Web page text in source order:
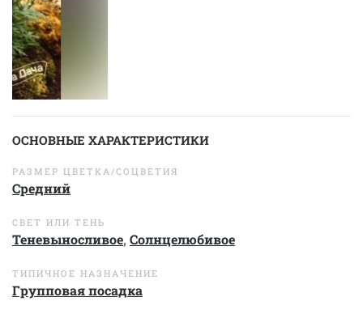
ОСНОВНЫЕ ХАРАКТЕРИСТИКИ
РАЗМЕР ЦВЕТКА/СОЦВЕТИЯ
Средний
СВЕТ ИЛИ ТЕНЬ
Теневыносливое, Солнцелюбивое
ТИПИЧНОЕ НАЗНАЧЕНИЕ
Групповая посадка